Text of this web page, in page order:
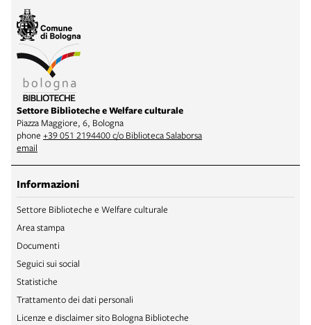
Settore Biblioteche e Welfare culturale
Piazza Maggiore, 6, Bologna
phone +39 051 2194400 c/o Biblioteca Salaborsa
email
Informazioni
Settore Biblioteche e Welfare culturale
Area stampa
Documenti
Seguici sui social
Statistiche
Trattamento dei dati personali
Licenze e disclaimer sito Bologna Biblioteche